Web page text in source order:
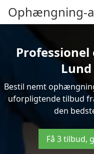
Ophængning-
Bestil nemt
uforpligtende tilbud
den
Få 3 tilbud,